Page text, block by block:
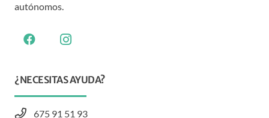
autónomos.
¿NECESITAS AYUDA?
675 91 51 93